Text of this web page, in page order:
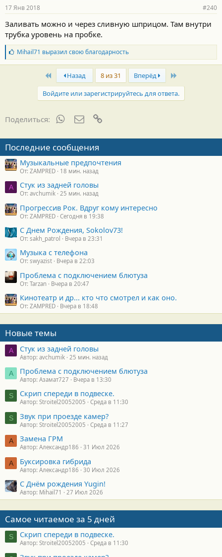
н
с
т
и
:
17 Янв 2018 #240
Заливать можно и через сливную шприцом. Там внутри
трубка уровень на пробке.
Б
л
а
о
т
и
:
Mihail71 выразил свою благодарность
First Назад 8 из 31 Вперёд Last
Войдите или зарегистрируйтесь для ответа.
Поделиться: WhatsAppЭлектронная почта
Последние сообщения
Музыкальные предпочтения
От: ZAMPRED 18 мин. назад
A Стук из задней головы
От: avchumik 25 мин. назад
Прогрессив Рок. Вдруг кому интересно
От: ZAMPRED Сегодня в 19:38
С Днем Рождения, Sokolov73!
От: sakh_patrol Вчера в 23:31
Музыка с телефона
От: swyazist Вчера в 22:03
Проблема с подключением блютуза
От: Tarzan Вчера в 20:47
Кинотеатр и др... кто что смотрел и как оно.
От: ZAMPRED Вчера в 18:48
Новые темы
A Стук из задней головы
Автор: avchumik 25 мин. назад
А Проблема с подключением блютуза
Автор: Азамат727 Вчера в 13:30
S Скрип спереди в подвеске.
Автор: Stroitel20052005 Среда в 11:30
S Звук при проезде камер?
Автор: Stroitel20052005 Среда в 11:27
А Замена ГРМ
Автор: Александр186 31 Июл 2026
А Буксировка гибрида
Автор: Александр186 30 Июл 2026
С Днём рождения Yugin!
Автор: Mihail71 27 Июл 2026
Самое читаемое за 5 дней
S Скрип спереди в подвеске.
Автор: Stroitel20052005 Среда в 11:30